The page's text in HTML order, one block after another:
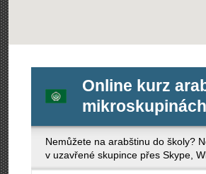
Online kurz
mikroskupinách
Nemůžete na arabštinu do školy?
v uzavřené skupince přes Skype,